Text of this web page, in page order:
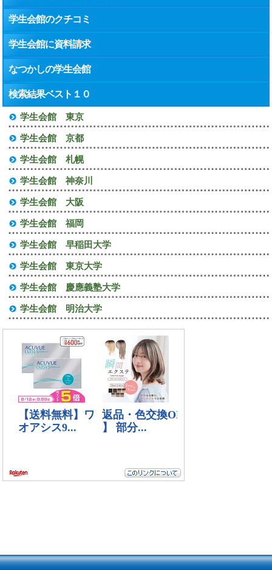
学生会館のクチコミ
学生会館に資料請求
なつかしの学生会館
検索結果ベスト１０
学生会館 東京
学生会館 京都
学生会館 札幌
学生会館 神奈川
学生会館 大阪
学生会館 福岡
学生会館 早稲田大学
学生会館 東京大学
学生会館 慶應義塾大学
学生会館 明治大学